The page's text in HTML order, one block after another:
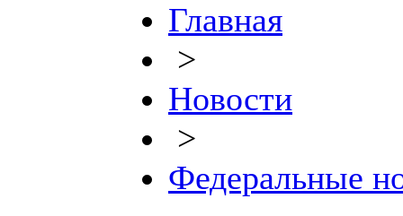
Главная
>
Новости
>
Федеральные